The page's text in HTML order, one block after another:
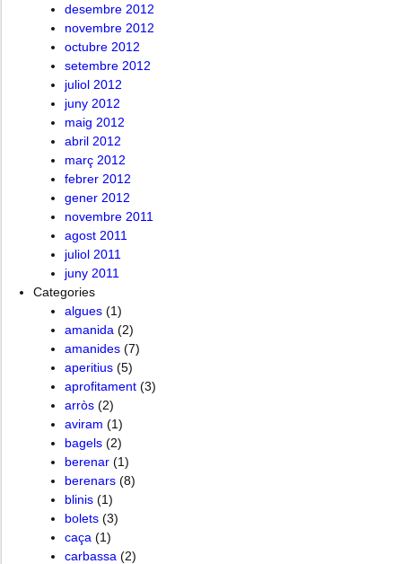
desembre 2012
novembre 2012
octubre 2012
setembre 2012
juliol 2012
juny 2012
maig 2012
abril 2012
març 2012
febrer 2012
gener 2012
novembre 2011
agost 2011
juliol 2011
juny 2011
Categories
algues (1)
amanida (2)
amanides (7)
aperitius (5)
aprofitament (3)
arròs (2)
aviram (1)
bagels (2)
berenar (1)
berenars (8)
blinis (1)
bolets (3)
caça (1)
carbassa (2)